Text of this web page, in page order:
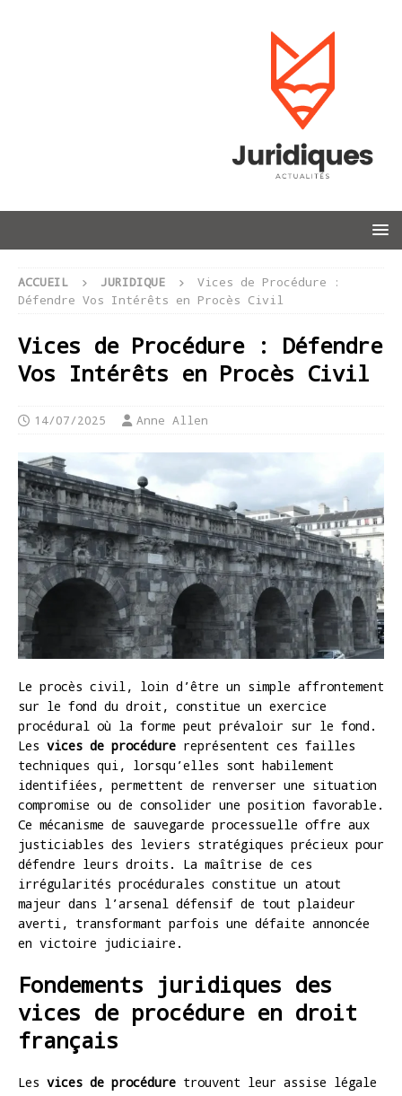
ACCUEIL JURIDIQUE
Vices de Procédure :
Défendre Vos Intérêts en Procès Civil
Vices de Procédure : Défendre
Vos Intérêts en Procès Civil
14/07/2025 Anne Allen
Le procès civil, loin d’être un simple affrontement
sur le fond du droit, constitue un exercice
procédural où la forme peut prévaloir sur le fond.
Les vices de procédure représentent ces failles
techniques qui, lorsqu’elles sont habilement
identifiées, permettent de renverser une situation
compromise ou de consolider une position favorable.
Ce mécanisme de sauvegarde processuelle offre aux
justiciables des leviers stratégiques précieux pour
défendre leurs droits. La maîtrise de ces
irrégularités procédurales constitue un atout
majeur dans l’arsenal défensif de tout plaideur
averti, transformant parfois une défaite annoncée
en victoire judiciaire.
Fondements juridiques des
vices de procédure en droit
français
Les vices de procédure trouvent leur assise légale